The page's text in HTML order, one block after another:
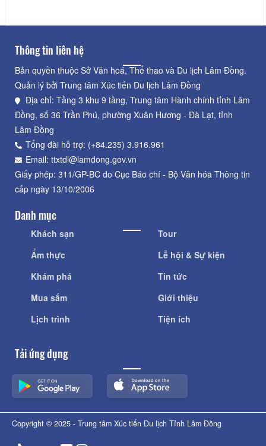
Thông tin liên hệ
Bản quyền thuộc Sở Văn hoá, Thể thao và Du lịch Lâm Đồng.
Quản lý bởi Trung tâm Xúc tiến Du lịch Lâm Đồng
Địa chỉ: Tầng 3 khu 9 tầng, Trung tâm Hành chính tỉnh Lâm
Đồng, số 36 Trần Phú, phường Xuân Hương - Đà Lạt, tỉnh
Lâm Đồng
Tổng đài hỗ trợ: (+84.235) 3.916.961
Email: ttxtdl@lamdong.gov.vn
Giấy phép: 311/GP-BC do Cục Báo chí - Bộ Văn hóa Thông tin
cấp ngày 13/10/2006
Danh mục
Khách sạn
Ẩm thực
Khám phá
Mua sắm
Lịch trình
Tour
Lễ hội & Sự kiện
Tin tức
Giới thiệu
Tiện ích
Tải ứng dụng
Copyright © 2025 - Trung tâm Xúc tiến Du lịch Tỉnh Lâm Đồng